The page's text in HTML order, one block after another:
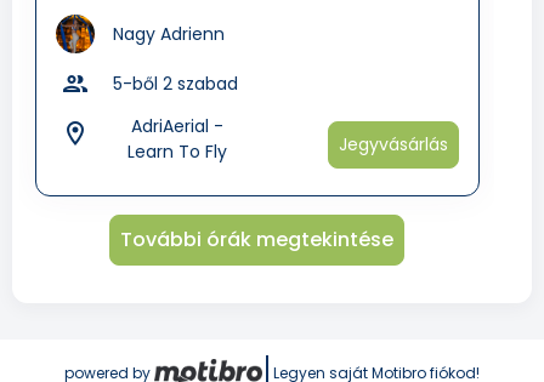
Nagy Adrienn
group 5-ből 2 szabad
room
AdriAerial -
Learn To Fly
Jegyvásárlás
További órák megtekintése
powered by Legyen saját Motibro fiókod!